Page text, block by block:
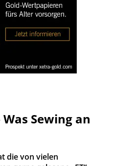
Sewing an
die von vielen